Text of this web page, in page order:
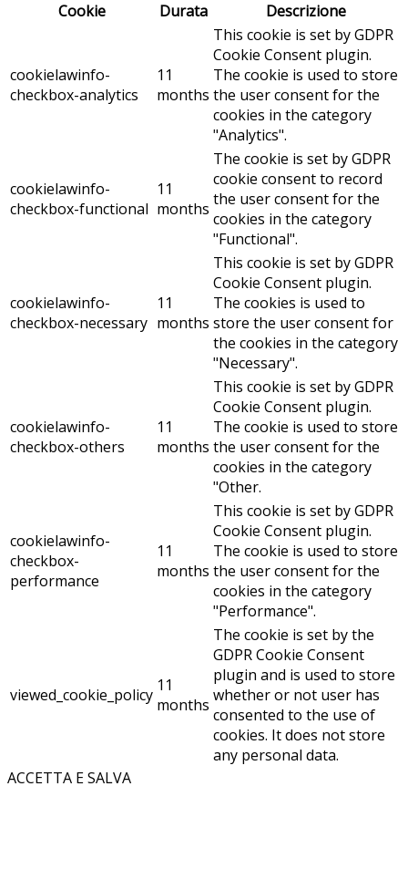
Cookie
Durata Descrizione
cookielawinfo-
checkbox-analytics
11
months
This cookie is set by GDPR
Cookie Consent plugin.
The cookie is used to store
the user consent for the
cookies in the category
"Analytics".
cookielawinfo-
checkbox-functional
11
months
The cookie is set by GDPR
cookie consent to record
the user consent for the
cookies in the category
"Functional".
cookielawinfo-
checkbox-necessary
11
months
This cookie is set by GDPR
Cookie Consent plugin.
The cookies is used to
store the user consent for
the cookies in the category
"Necessary".
cookielawinfo-
checkbox-others
11
months
This cookie is set by GDPR
Cookie Consent plugin.
The cookie is used to store
the user consent for the
cookies in the category
"Other.
cookielawinfo-
checkbox-
performance
11
months
This cookie is set by GDPR
Cookie Consent plugin.
The cookie is used to store
the user consent for the
cookies in the category
"Performance".
viewed_cookie_policy 11
months
The cookie is set by the
GDPR Cookie Consent
plugin and is used to store
whether or not user has
consented to the use of
cookies. It does not store
any personal data.
ACCETTA E SALVA